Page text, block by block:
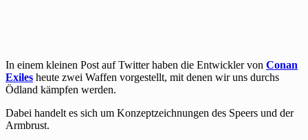
In einem kleinen Post auf Twitter haben die Entwickler von Conan
Exiles heute zwei Waffen vorgestellt, mit denen wir uns durchs
Ödland kämpfen werden.
Dabei handelt es sich um Konzeptzeichnungen des Speers und der
Armbrust.